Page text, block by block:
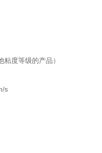
度等级的产品）
s